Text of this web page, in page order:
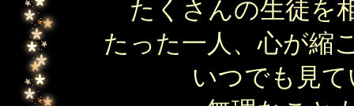
たくさんの生徒を
たった一人、心が縮
いつでも見